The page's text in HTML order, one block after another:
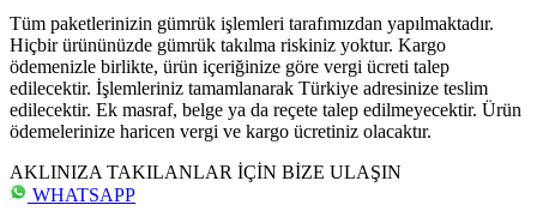
Tüm paketlerinizin gümrük işlemleri tarafımızdan yapılmaktadır.
Hiçbir ürününüzde gümrük takılma riskiniz yoktur. Kargo
ödemenizle birlikte, ürün içeriğinize göre vergi ücreti talep
edilecektir. İşlemleriniz tamamlanarak Türkiye adresinize teslim
edilecektir. Ek masraf, belge ya da reçete talep edilmeyecektir. Ürün
ödemelerinize haricen vergi ve kargo ücretiniz olacaktır.
AKLINIZA TAKILANLAR İÇİN BİZE ULAŞIN
WHATSAPP